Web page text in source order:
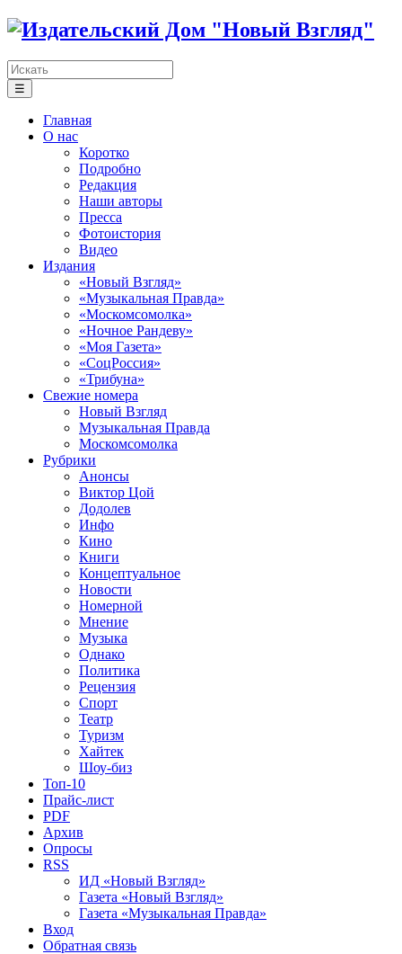
☰
Главная
О нас
Коротко
Подробно
Редакция
Наши авторы
Пресса
Фотоистория
Видео
Издания
«Новый Взгляд»
«Музыкальная Правда»
«Москомсомолка»
«Ночное Рандеву»
«Моя Газета»
«СоцРоссия»
«Трибуна»
Свежие номера
Новый Взгляд
Музыкальная Правда
Москомсомолка
Рубрики
Анонсы
Виктор Цой
Додолев
Инфо
Кино
Книги
Концептуальное
Новости
Номерной
Мнение
Музыка
Однако
Политика
Рецензия
Спорт
Театр
Туризм
Хайтек
Шоу-биз
Топ-10
Прайс-лист
PDF
Архив
Опросы
RSS
ИД «Новый Взгляд»
Газета «Новый Взгляд»
Газета «Музыкальная Правда»
Вход
Обратная связь